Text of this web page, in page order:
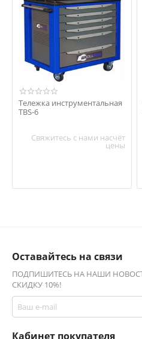
Тележка инструментальная
TBS-6
Свяжитесь с нами насчёт
цены
Оставайтесь на связи
ПОДПИШИТЕСЬ НА НАШИ
СКИДКУ 10%!
Кабинет покупателя